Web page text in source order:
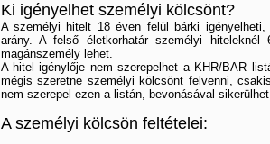
Ki igényelhet személyi kölcsönt?
A személyi hitelt 18 éven felül bárki
arány. A felső életkorhatár személyi
magánszemély lehet.
A hitel igénylője nem szerepelhet a KHR/BAR
mégis szeretne személyi kölcsönt felvenni,
nem szerepel ezen a listán, bevonásával
A személyi kölcsön feltételei: